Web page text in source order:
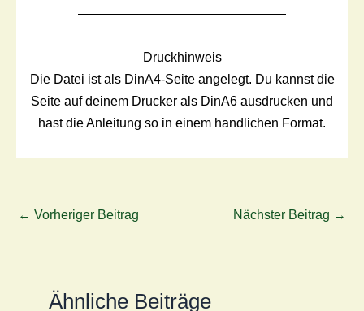
Druckhinweis
Die Datei ist als DinA4-Seite angelegt. Du kannst die
Seite auf deinem Drucker als DinA6 ausdrucken und
hast die Anleitung so in einem handlichen Format.
← Vorheriger Beitrag Nächster Beitrag →
Ähnliche Beiträge